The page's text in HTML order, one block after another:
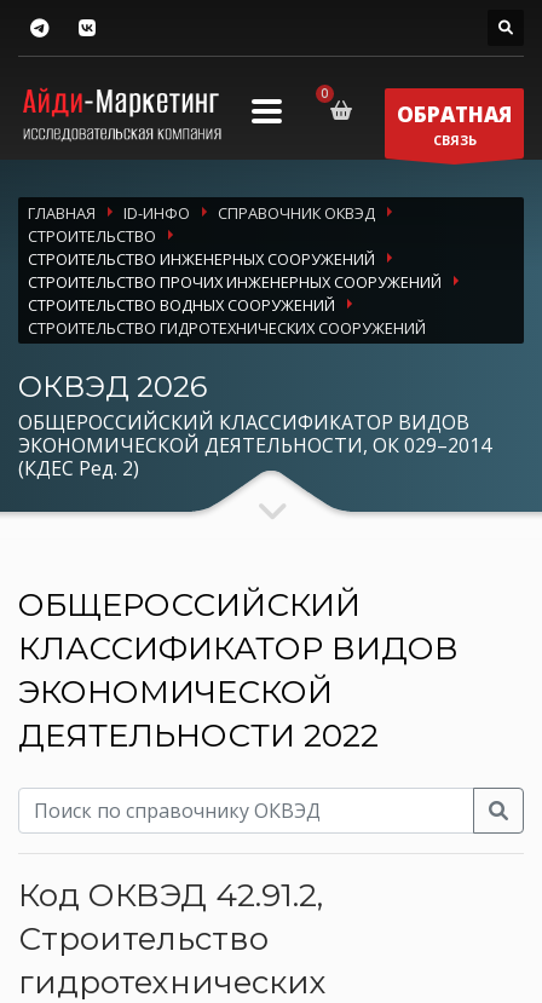
ОБРАТНАЯ
СВЯЗЬ
ГЛАВНАЯ ID-ИНФО
СПРАВОЧНИК ОКВЭД
СТРОИТЕЛЬСТВО
СТРОИТЕЛЬСТВО ИНЖЕНЕРНЫХ СООРУЖЕНИЙ
СТРОИТЕЛЬСТВО ПРОЧИХ ИНЖЕНЕРНЫХ СООРУЖЕНИЙ
СТРОИТЕЛЬСТВО ВОДНЫХ СООРУЖЕНИЙ
СТРОИТЕЛЬСТВО ГИДРОТЕХНИЧЕСКИХ СООРУЖЕНИЙ
ОКВЭД 2026
ОБЩЕРОССИЙСКИЙ КЛАССИФИКАТОР ВИДОВ
ЭКОНОМИЧЕСКОЙ ДЕЯТЕЛЬНОСТИ, ОК 029–2014
(КДЕС Ред. 2)
ОБЩЕРОССИЙСКИЙ
КЛАССИФИКАТОР ВИДОВ
ЭКОНОМИЧЕСКОЙ
ДЕЯТЕЛЬНОСТИ 2022
Код ОКВЭД 42.91.2,
Строительство
гидротехнических